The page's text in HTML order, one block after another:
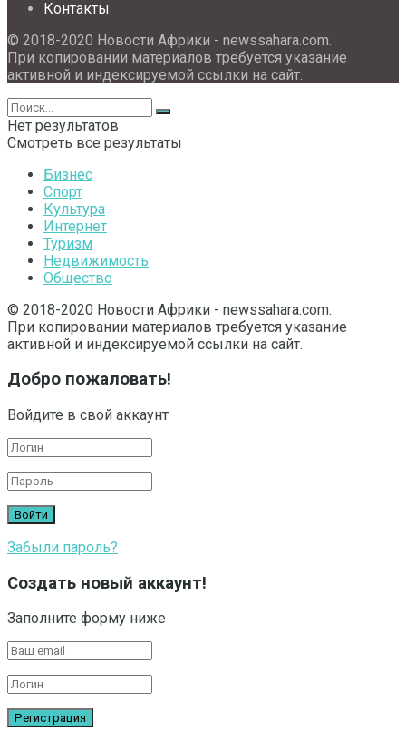
Контакты
© 2018-2020 Новости Африки - newssahara.com.
При копировании материалов требуется указание
активной и индексируемой ссылки на сайт.
Нет результатов
Смотреть все результаты
Бизнес
Спорт
Культура
Интернет
Туризм
Недвижимость
Общество
© 2018-2020 Новости Африки - newssahara.com.
При копировании материалов требуется указание
активной и индексируемой ссылки на сайт.
Добро пожаловать!
Войдите в свой аккаунт
Забыли пароль?
Создать новый аккаунт!
Заполните форму ниже